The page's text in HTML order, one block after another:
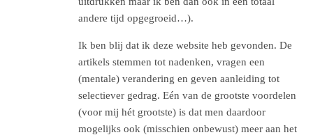
andere tijd opgegroeid…).
Ik ben blij dat ik deze website heb gevonden. De
artikels stemmen tot nadenken, vragen een
(mentale) verandering en geven aanleiding tot
selectiever gedrag. Eén van de grootste voordelen
(voor mij hét grootste) is dat men daardoor
mogelijks ook (misschien onbewust) meer aan het